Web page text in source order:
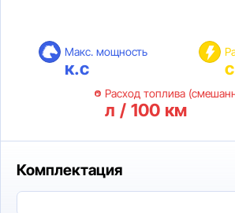
Макс. мощность
к.с с
Расход топлива
л / 100 км
Комплектация